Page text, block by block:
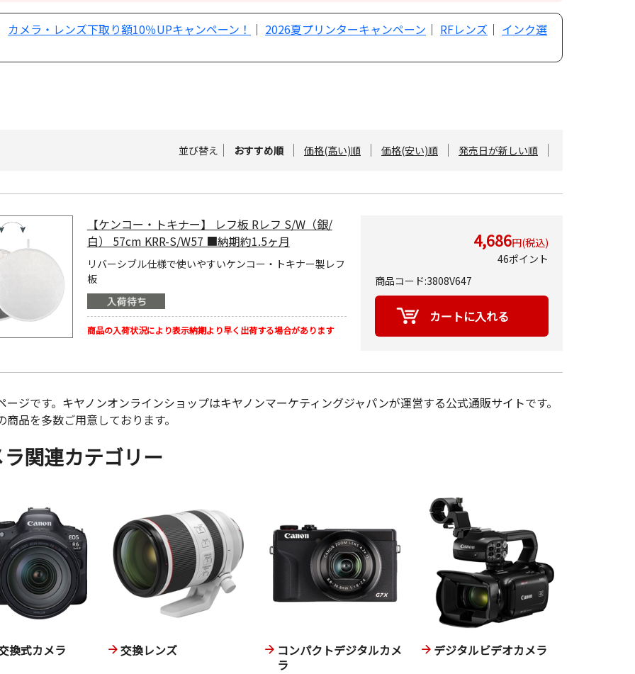
カメラ・レンズ下取り額10％UPキャンペーン！ ｜ 2026夏プリンターキャンペーン ｜ RFレンズ ｜ インク選
並び替え おすすめ順 価格(高い)順 価格(安い)順 発売日が新しい順
【ケンコー・トキナー】 レフ板 Rレフ S/W（銀/
白） 57cm KRR-S/W57 ■納期約1.5ヶ月
リバーシブル仕様で使いやすいケンコー・トキナー製レフ
板
商品の入荷状況により表示納期より早く出荷する場合があります
4,686円(税込)
46ポイント
商品コード:3808V647
ージです。キヤノンオンラインショップはキヤノンマーケティングジャパンが運営する公式通販サイトです。
商品を多数ご用意しております。
関連カテゴリー
換式カメラ 交換レンズ
コンパクトデジタルカメ
ラ
デジタルビデオカメラ